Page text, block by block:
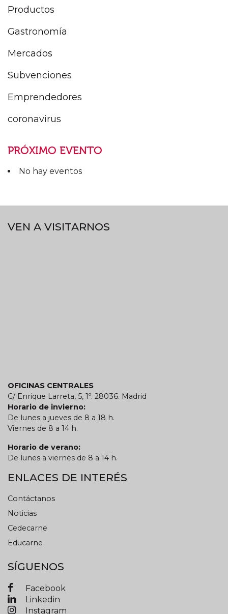
Productos
Gastronomía
Mercados
Subvenciones
Emprendedores
coronavirus
PRÓXIMO EVENTO
No hay eventos
VEN A VISITARNOS
OFICINAS CENTRALES
C/ Enrique Larreta, 5, 1º. 28036. Madrid
Horario de invierno:
De lunes a jueves de 8 a 18 h.
Viernes de 8 a 14 h.
Horario de verano:
De lunes a viernes de 8 a 14 h.
ENLACES DE INTERÉS
Contáctanos
Noticias
Cedecarne
Educarne
SÍGUENOS
Facebook
Linkedin
Instagram